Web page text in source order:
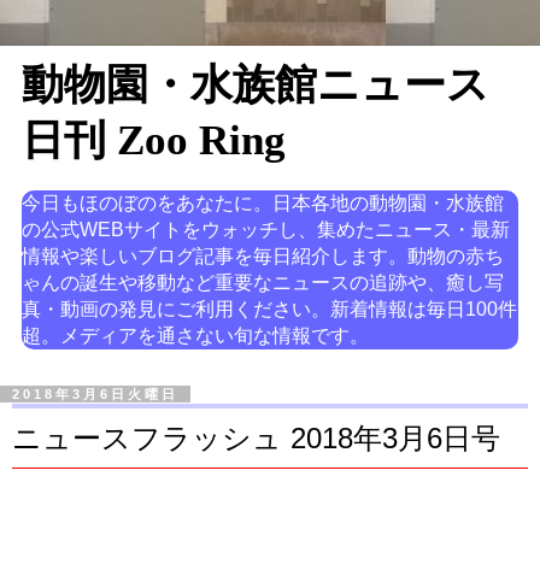
動物園・水族館ニュース
日刊 Zoo Ring
今日もほのぼのをあなたに。日本各地の動物園・水族館
の公式WEBサイトをウォッチし、集めたニュース・最新
情報や楽しいブログ記事を毎日紹介します。動物の赤ち
ゃんの誕生や移動など重要なニュースの追跡や、癒し写
真・動画の発見にご利用ください。新着情報は毎日100件
超。メディアを通さない旬な情報です。
2018年3月6日火曜日
ニュースフラッシュ 2018年3月6日号